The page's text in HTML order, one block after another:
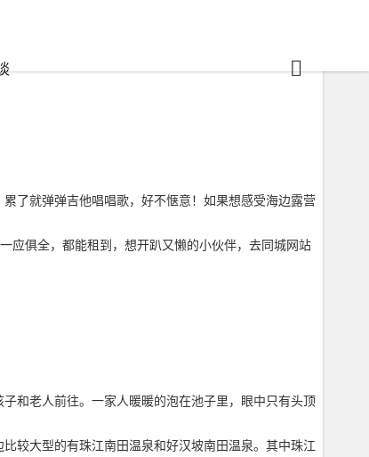
了就弹弹吉他唱唱歌，好不惬意！如果想感受海边露营
应俱全，都能租到，想开趴又懒的小伙伴，去同城网站
和老人前往。一家人暖暖的泡在池子里，眼中只有头顶
较大型的有珠江南田温泉和好汉坡南田温泉。其中珠江